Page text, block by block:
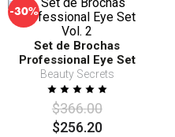
-30%
Set de Brochas
Professional Eye Set
Vol. 2
Beauty Secrets
$366.00
$256.20